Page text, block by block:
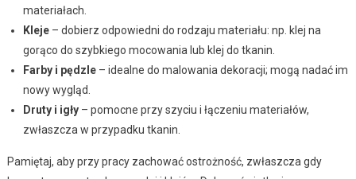
materiałach.
Kleje– dobierz odpowiedni do rodzaju materiału: np. klej na
gorąco do szybkiego mocowania lub klej do tkanin.
Farby i pędzle– idealne do malowania dekoracji; mogą nadać im
nowy wygląd.
Druty i igły– pomocne przy szyciu i łączeniu materiałów,
zwłaszcza w przypadku tkanin.
Pamiętaj, aby przy pracy zachować ostrożność, zwłaszcza gdy